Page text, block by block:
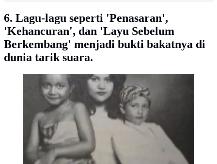
6. Lagu-lagu seperti 'Penasaran',
'Kehancuran', dan 'Layu Sebelum
Berkembang' menjadi bukti bakatnya di
dunia tarik suara.